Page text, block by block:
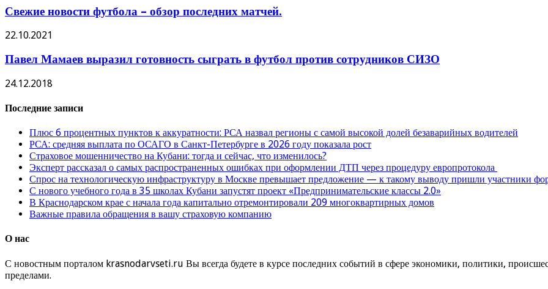
Свежие новости футбола – обзор последних матчей.
22.10.2021
Павел Мамаев выразил готовность сыграть в футбол против сотрудников СИЗО
24.12.2018
Последние записи
Плюс 6 процентных пунктов к аккуратности: РСА назвал регионы с самой высокой долей безаварийных водителей
РСА: средняя выплата по ОСАГО в Санкт-Петербурге в 2026 году показала рост
Страховое мошенничество на Кубани: тогда и сейчас, что изменилось?
Эксперт рассказал о самых распространенных ошибках при оформлении ДТП через процедуру европротокола
Спрос на технологическую инфраструктуру в Москве превышает предложение — к такому выводу пришли участники
С нового учебного года в 35 школах Кубани запустят проект «Предпринимательские классы 2.0»
В Краснодарском крае с начала года капитально отремонтировали 209 многоквартирных домов
Важные правила обращения в вашу страховую компанию
О нас
С новостным порталом krasnodarvseti.ru Вы всегда будете в курсе последних событий в сфере экономики, политики,
пределами.